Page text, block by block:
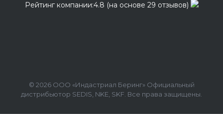
Рейтинг компании:4.8 (на основе 29 отзывов)
© 2026 ООО «Индастриал Беринг» Официальный
дистрибьютор SEDIS, NKE, SKF. Все права защищены.